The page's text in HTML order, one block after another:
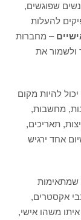
שפוגשים,
להעלות
– מחברות
ולשמור את
להיות מקום
מחשבות,
תאריכים,
אחד ירגיש
שמתאימות
אקסטרים,
משהו אישי,